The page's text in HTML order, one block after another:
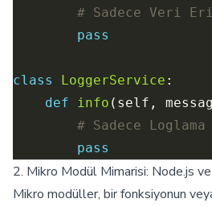
# Sadece Veri
pass
class LoggerService
def
info
# Sadece Loglama
pass
2. Mikro Modül Mimarisi: Node.js
Mikro modüller, bir fonksiyonun